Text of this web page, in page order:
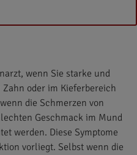
wenn Sie starke und
oder im Kieferbereich
die Schmerzen von
Geschmack im Mund
werden. Diese Symptome
vorliegt. Selbst wenn die